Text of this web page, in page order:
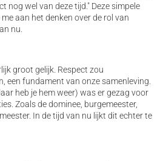
nog wel van deze tijd." Deze simpele
aan het denken over de rol van
nu.
groot gelijk. Respect zou
een fundament van onze samenleving.
heb je hem weer) was er gezag voor
Zoals de dominee, burgemeester,
In de tijd van nu lijkt dit echter te